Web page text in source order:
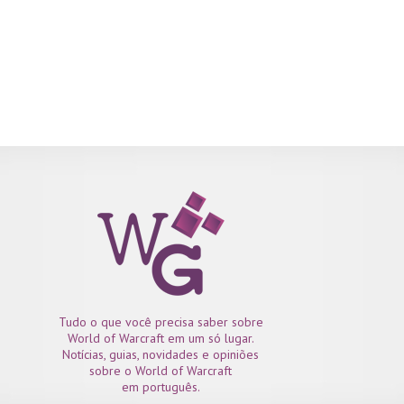
Tudo o que você precisa saber sobre
World of Warcraft em um só lugar.
Notícias, guias, novidades e opiniões
sobre o World of Warcraft
em português.